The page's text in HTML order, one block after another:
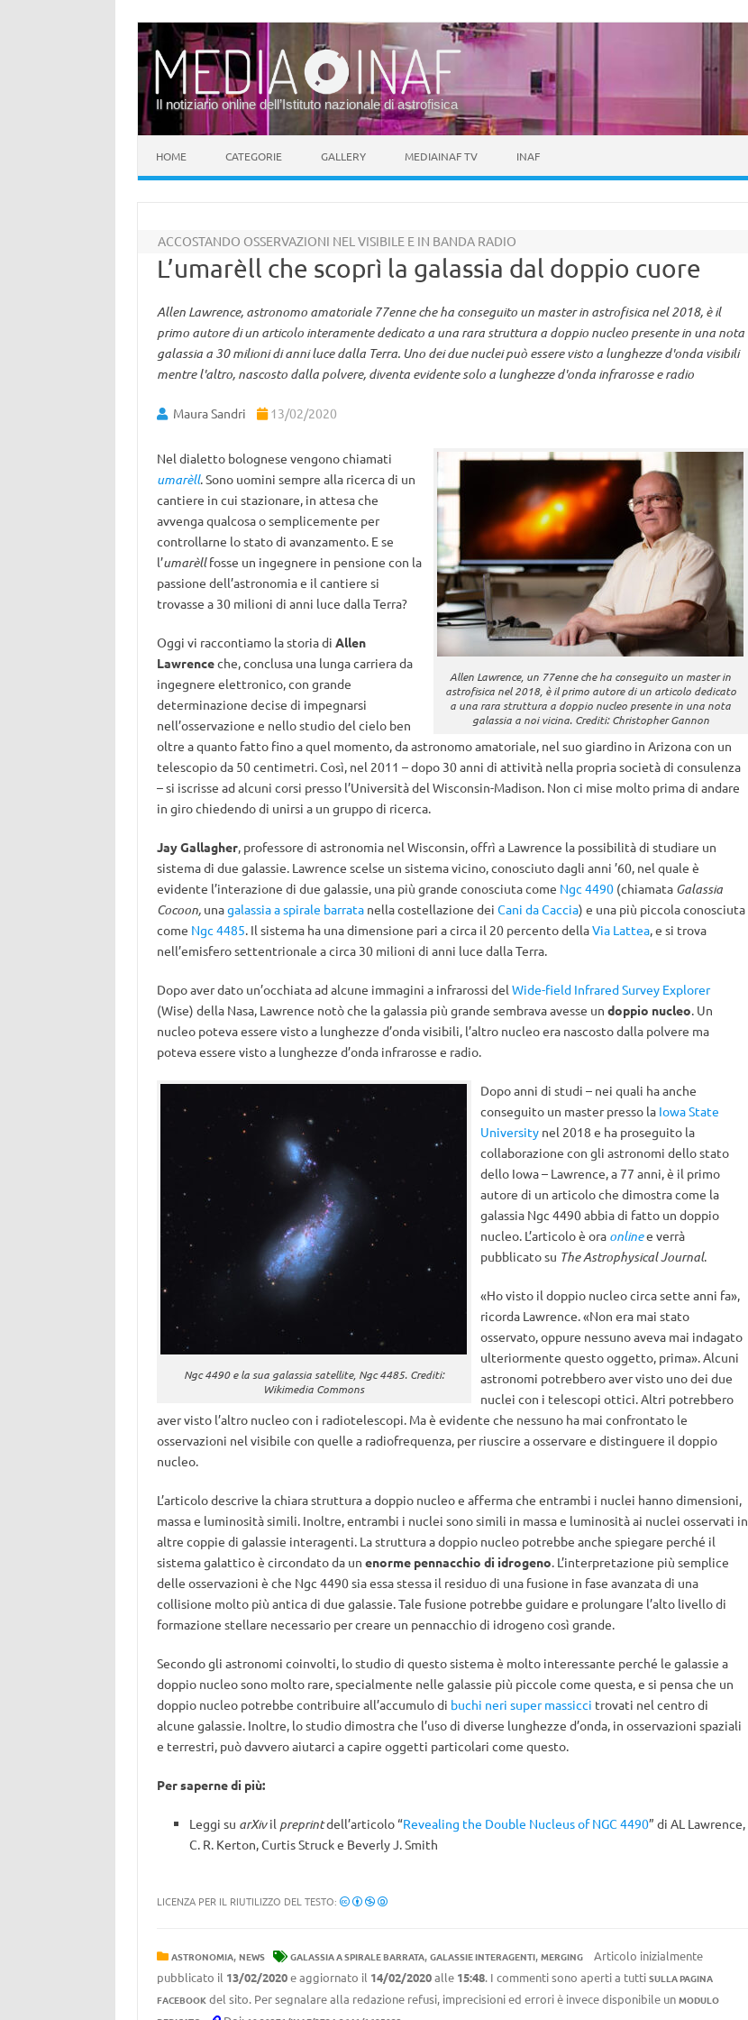
Il notiziario online dell’Istituto nazionale di astrofisica
HOME CATEGORIE GALLERY MEDIAINAF TV INAF
ACCOSTANDO OSSERVAZIONI NEL VISIBILE E IN BANDA RADIO
L’umarèll che scoprì la galassia dal doppio cuore
Allen Lawrence, astronomo amatoriale 77enne che ha conseguito un master in astrofisica nel 2018, è il
primo autore di un articolo interamente dedicato a una rara struttura a doppio nucleo presente in una nota
galassia a 30 milioni di anni luce dalla Terra. Uno dei due nuclei può essere visto a lunghezze d'onda visibili
mentre l'altro, nascosto dalla polvere, diventa evidente solo a lunghezze d'onda infrarosse e radio
Maura Sandri 13/02/2020
Allen Lawrence, un 77enne che ha conseguito un master in
astrofisica nel 2018, è il primo autore di un articolo dedicato
a una rara struttura a doppio nucleo presente in una nota
galassia a noi vicina. Crediti: Christopher Gannon
Nel dialetto bolognese vengono chiamati
umarèll. Sono uomini sempre alla ricerca di un
cantiere in cui stazionare, in attesa che
avvenga qualcosa o semplicemente per
controllarne lo stato di avanzamento. E se
l’umarèllfosse un ingegnere in pensione con la
passione dell’astronomia e il cantiere si
trovasse a 30 milioni di anni luce dalla Terra?
Oggi vi raccontiamo la storia di Allen
Lawrenceche, conclusa una lunga carriera da
ingegnere elettronico, con grande
determinazione decise di impegnarsi
nell’osservazione e nello studio del cielo ben
oltre a quanto fatto fino a quel momento, da astronomo amatoriale, nel suo giardino in Arizona con un
telescopio da 50 centimetri. Così, nel 2011 – dopo 30 anni di attività nella propria società di consulenza
– si iscrisse ad alcuni corsi presso l’Università del Wisconsin-Madison. Non ci mise molto prima di andare
in giro chiedendo di unirsi a un gruppo di ricerca.
Jay Gallagher, professore di astronomia nel Wisconsin, offrì a Lawrence la possibilità di studiare un
sistema di due galassie. Lawrence scelse un sistema vicino, conosciuto dagli anni ’60, nel quale è
evidente l’interazione di due galassie, una più grande conosciuta come Ngc 4490(chiamata Galassia
Cocoon, unagalassia a spirale barratanella costellazione dei Cani da Caccia) e una più piccola conosciuta
come Ngc 4485. Il sistema ha una dimensione pari a circa il 20 percento dellaVia Lattea, e si trova
nell’emisfero settentrionale a circa 30 milioni di anni luce dalla Terra.
Dopo aver dato un’occhiata ad alcune immagini a infrarossi del Wide-field Infrared Survey Explorer
(Wise) della Nasa, Lawrence notò che la galassia più grande sembrava avesse un doppio nucleo. Un
nucleo poteva essere visto a lunghezze d’onda visibili, l’altro nucleo era nascosto dalla polvere ma
poteva essere visto a lunghezze d’onda infrarosse e radio.
Ngc 4490 e la sua galassia satellite, Ngc 4485. Crediti:
Wikimedia Commons
Dopo anni di studi – nei quali ha anche
conseguito un master presso la Iowa State
Universitynel 2018 e ha proseguito la
collaborazione con gli astronomi dello stato
dello Iowa – Lawrence, a 77 anni, è il primo
autore di un articolo che dimostra come la
galassia Ngc 4490 abbia di fatto un doppio
nucleo. L’articolo è ora onlinee verrà
pubblicato su The Astrophysical Journal.
«Ho visto il doppio nucleo circa sette anni fa»,
ricorda Lawrence. «Non era mai stato
osservato, oppure nessuno aveva mai indagato
ulteriormente questo oggetto, prima». Alcuni
astronomi potrebbero aver visto uno dei due
nuclei con i telescopi ottici. Altri potrebbero
aver visto l’altro nucleo con i radiotelescopi. Ma è evidente che nessuno ha mai confrontato le
osservazioni nel visibile con quelle a radiofrequenza, per riuscire a osservare e distinguere il doppio
nucleo.
L’articolo descrive la chiara struttura a doppio nucleo e afferma che entrambi i nuclei hanno dimensioni,
massa e luminosità simili. Inoltre, entrambi i nuclei sono simili in massa e luminosità ai nuclei osservati in
altre coppie di galassie interagenti. La struttura a doppio nucleo potrebbe anche spiegare perché il
sistema galattico è circondato da un enorme pennacchio di idrogeno. L’interpretazione più semplice
delle osservazioni è che Ngc 4490 sia essa stessa il residuo di una fusione in fase avanzata di una
collisione molto più antica di due galassie. Tale fusione potrebbe guidare e prolungare l’alto livello di
formazione stellare necessario per creare un pennacchio di idrogeno così grande.
Secondo gli astronomi coinvolti, lo studio di questo sistema è molto interessante perché le galassie a
doppio nucleo sono molto rare, specialmente nelle galassie più piccole come questa, e si pensa che un
doppio nucleo potrebbe contribuire all’accumulo di buchi neri super massicci trovati nel centro di
alcune galassie. Inoltre, lo studio dimostra che l’uso di diverse lunghezze d’onda, in osservazioni spaziali
e terrestri, può davvero aiutarci a capire oggetti particolari come questo.
Per saperne di più:
Leggi su arXivil preprintdell’articolo “Revealing the Double Nucleus of NGC 4490” di AL Lawrence,
C. R. Kerton, Curtis Struck e Beverly J. Smith
LICENZA PER IL RIUTILIZZO DEL TESTO:
ASTRONOMIA, NEWS GALASSIA A SPIRALE BARRATA, GALASSIE INTERAGENTI, MERGING
Articolo inizialmente
pubblicato il 13/02/2020e aggiornato il 14/02/2020alle 15:48. I commenti sono aperti a tutti SULLA PAGINA
FACEBOOKdel sito. Per segnalare alla redazione refusi, imprecisioni ed errori è invece disponibile un MODULO